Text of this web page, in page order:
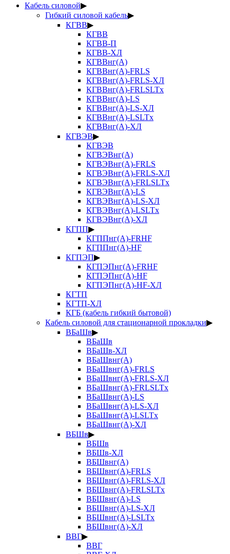
Кабель силовой▶
Гибкий силовой кабель▶
КГВВ▶
КГВВ
КГВВ-П
КГВВ-ХЛ
КГВВнг(А)
КГВВнг(А)-FRLS
КГВВнг(А)-FRLS-ХЛ
КГВВнг(А)-FRLSLTx
КГВВнг(А)-LS
КГВВнг(А)-LS-ХЛ
КГВВнг(А)-LSLTx
КГВВнг(А)-ХЛ
КГВЭВ▶
КГВЭВ
КГВЭВнг(А)
КГВЭВнг(А)-FRLS
КГВЭВнг(А)-FRLS-ХЛ
КГВЭВнг(А)-FRLSLTx
КГВЭВнг(А)-LS
КГВЭВнг(А)-LS-ХЛ
КГВЭВнг(А)-LSLTx
КГВЭВнг(А)-ХЛ
КГПП▶
КГППнг(А)-FRHF
КГППнг(А)-HF
КГПЭП▶
КГПЭПнг(А)-FRHF
КГПЭПнг(А)-HF
КГПЭПнг(А)-HF-ХЛ
КГТП
КГТП-ХЛ
КГБ (кабель гибкий бытовой)
Кабель силовой для стационарной прокладки▶
ВБаШв▶
ВБаШв
ВБаШв-ХЛ
ВБаШвнг(А)
ВБаШвнг(А)-FRLS
ВБаШвнг(А)-FRLS-ХЛ
ВБаШвнг(А)-FRLSLTx
ВБаШвнг(А)-LS
ВБаШвнг(А)-LS-ХЛ
ВБаШвнг(А)-LSLTx
ВБаШвнг(А)-ХЛ
ВБШв▶
ВБШв
ВБШв-ХЛ
ВБШвнг(А)
ВБШвнг(А)-FRLS
ВБШвнг(А)-FRLS-ХЛ
ВБШвнг(А)-FRLSLTx
ВБШвнг(А)-LS
ВБШвнг(А)-LS-ХЛ
ВБШвнг(А)-LSLTx
ВБШвнг(А)-ХЛ
ВВГ▶
ВВГ